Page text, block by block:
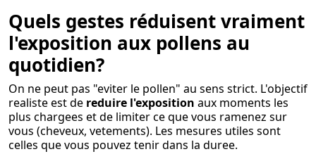
Quels gestes réduisent vraiment
l'exposition aux pollens au
quotidien?
On ne peut pas "eviter le pollen" au sens strict. L'objectif
realiste est de reduire l'exposition aux moments les
plus chargees et de limiter ce que vous ramenez sur
vous (cheveux, vetements). Les mesures utiles sont
celles que vous pouvez tenir dans la duree.